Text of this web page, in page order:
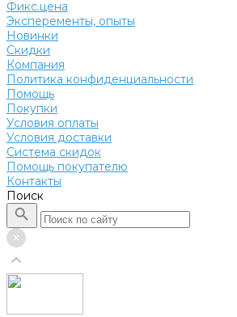
Фикс.цена
Эксперементы, опыты
Новинки
Скидки
Компания
Политика конфиденциальности
Помощь
Покупки
Условия оплаты
Условия доставки
Система скидок
Помощь покупателю
Контакты
Поиск